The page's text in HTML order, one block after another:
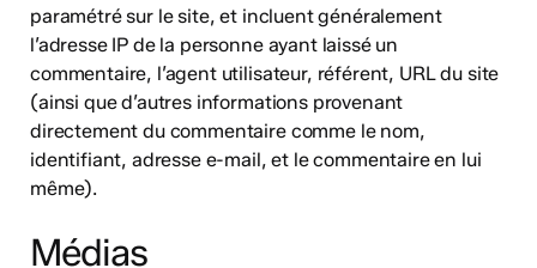
paramétré sur le site, et incluent généralement
l’adresse IP de la personne ayant laissé un
commentaire, l’agent utilisateur, référent, URL du site
(ainsi que d’autres informations provenant
directement du commentaire comme le nom,
identifiant, adresse e-mail, et le commentaire en lui
même).
Médias